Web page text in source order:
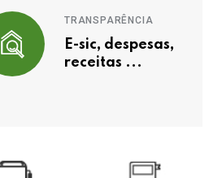
TRANSPARÊNCIA
E-sic, despesas,
receitas ...